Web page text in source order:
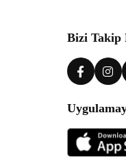
Bizi Takip